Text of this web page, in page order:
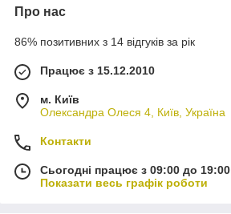
Про нас
86% позитивних з 14 відгуків за рік
Працює з 15.12.2010
м. Київ
Олександра Олеся 4, Київ, Україна
Контакти
Сьогодні працює з 09:00 до 19:00
Показати весь графік роботи